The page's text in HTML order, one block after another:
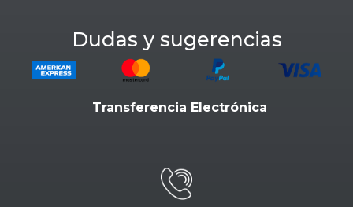
Dudas y sugerencias
Transferencia Electrónica